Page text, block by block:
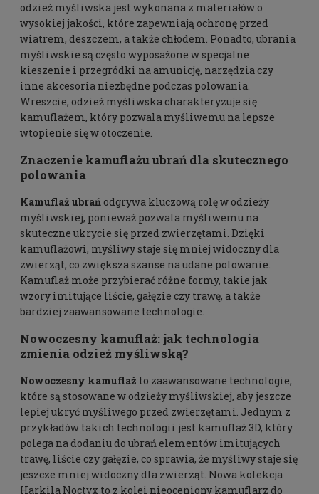
odzież myśliwska jest wykonana z materiałów o
wysokiej jakości, które zapewniają ochronę przed
wiatrem, deszczem, a także chłodem. Ponadto, ubrania
myśliwskie są często wyposażone w specjalne
kieszenie i przegródki na amunicję, narzędzia czy
inne akcesoria niezbędne podczas polowania.
Wreszcie, odzież myśliwska charakteryzuje się
kamuflażem, który pozwala myśliwemu na lepsze
wtopienie się w otoczenie.
Znaczenie kamuflażu ubrań dla skutecznego
polowania
Kamuflaż ubrańodgrywa kluczową rolę w odzieży
myśliwskiej, ponieważ pozwala myśliwemu na
skuteczne ukrycie się przed zwierzętami. Dzięki
kamuflażowi, myśliwy staje się mniej widoczny dla
zwierząt, co zwiększa szanse na udane polowanie.
Kamuflaż może przybierać różne formy, takie jak
wzory imitujące liście, gałęzie czy trawę, a także
bardziej zaawansowane technologie.
Nowoczesny kamuflaż: jak technologia
zmienia odzież myśliwską?
Nowoczesny kamuflaż to zaawansowane technologie,
które są stosowane w odzieży myśliwskiej, aby jeszcze
lepiej ukryć myśliwego przed zwierzętami. Jednym z
przykładów takich technologii jest kamuflaż 3D, który
polega na dodaniu do ubrań elementów imitujących
trawę, liście czy gałęzie, co sprawia, że myśliwy staje się
jeszcze mniej widoczny dla zwierząt. Nowa kolekcja
Harkila Noctyx to z kolei nieoceniony kamuflarz do